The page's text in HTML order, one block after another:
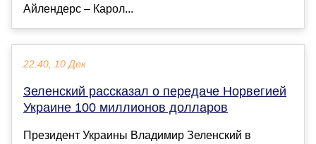
Айлендерс – Карол...
22:40, 10 Дек
Зеленский рассказал о передаче Норвегией
Украине 100 миллионов долларов
Президент Украины Владимир Зеленский в